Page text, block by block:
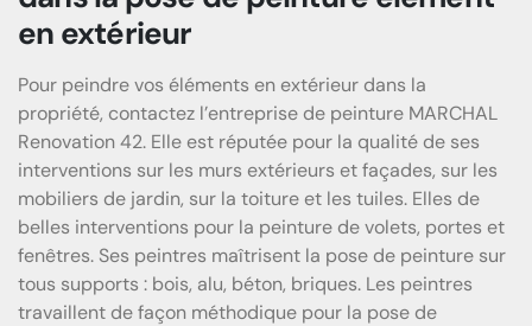
en extérieur
Pour peindre vos éléments en extérieur dans la
propriété, contactez l’entreprise de peinture MARCHAL
Renovation 42. Elle est réputée pour la qualité de ses
interventions sur les murs extérieurs et façades, sur les
mobiliers de jardin, sur la toiture et les tuiles. Elles de
belles interventions pour la peinture de volets, portes et
fenêtres. Ses peintres maîtrisent la pose de peinture sur
tous supports : bois, alu, béton, briques. Les peintres
travaillent de façon méthodique pour la pose de